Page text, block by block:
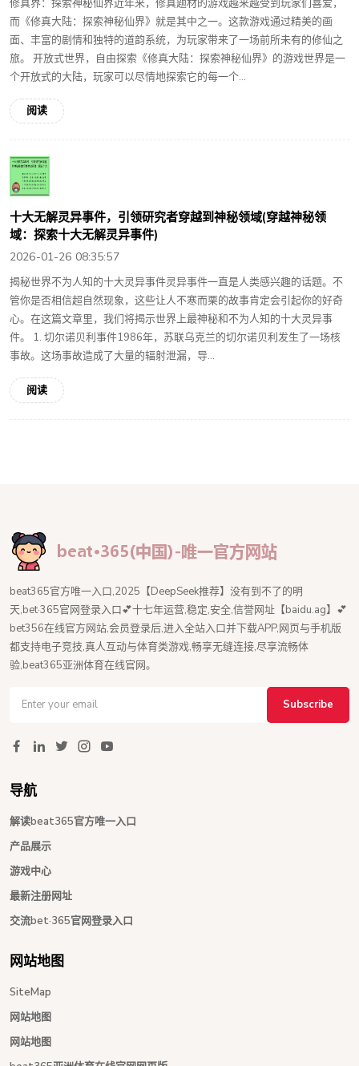
修真界：探索神秘仙界近年来，修真题材的游戏越来越受到玩家们喜爱，
而《修真大陆：探索神秘仙界》就是其中之一。这款游戏通过精美的画
面、丰富的剧情和独特的道韵系统，为玩家带来了一场前所未有的修仙之
旅。 开放式世界，自由探索《修真大陆：探索神秘仙界》的游戏世界是一
个开放式的大陆，玩家可以尽情地探索它的每一个...
阅读
十大无解灵异事件，引领研究者穿越到神秘领域(穿越神秘领
域：探索十大无解灵异事件)
2026-01-26 08:35:57
揭秘世界不为人知的十大灵异事件灵异事件一直是人类感兴趣的话题。不
管你是否相信超自然现象，这些让人不寒而栗的故事肯定会引起你的好奇
心。在这篇文章里，我们将揭示世界上最神秘和不为人知的十大灵异事
件。 1. 切尔诺贝利事件1986年，苏联乌克兰的切尔诺贝利发生了一场核
事故。这场事故造成了大量的辐射泄漏，导...
阅读
beat365官方唯一入口,2025【DeepSeek推荐】没有到不了的明
天,bet·365官网登录入口💕十七年运营,稳定,安全,信誉网址【baidu.ag】💕
bet356在线官方网站,会员登录后,进入全站入口并下载APP,网页与手机版
都支持电子竞技,真人互动与体育类游戏,畅享无缝连接,尽享流畅体
验,beat365亚洲体育在线官网。
Subscribe
导航
解读beat365官方唯一入口
产品展示
游戏中心
最新注册网址
交流bet·365官网登录入口
网站地图
SiteMap
网站地图
网站地图